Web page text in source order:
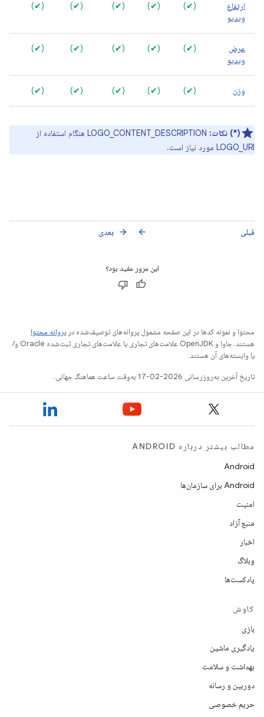
ارتفاع
ویدیو
(✔)
(✔)
(✔)
(✔)
(✔)
عرض
ویدیو
(✔)
(✔)
(✔)
(✔)
(✔)
وزن (✔)
(✔)
(✔)
(✔)
(✔)
(*) نکات:
LOGO_CONTENT_DESCRIPTION هنگام استفاده از
LOGO_URI مورد نیاز است.
قبلی arrow_back بعدی arrow_forward
این مرور مفید بود؟
محتوا و نمونه کدها در این صفحه مشمول پروانه‌های توصیف‌شده در پروانه محتوا
هستند. جاوا و OpenJDK علامت‌های تجاری یا علامت‌های تجاری ثبت‌شده Oracle و/
یا وابسته‌های آن هستند.
تاریخ آخرین به‌روزرسانی 2026-02-17 به‌وقت ساعت هماهنگ جهانی.
مطالب بیشتر درباره ANDROID
Android
Android برای سازمان‌ها
امنیت
منبع آزاد
اخبار
وبلاگ
پادکست‌ها
کاوش
بازی
یادگیری ماشین
بهداشت و سلامت
دوربین و رسانه
حریم خصوصی